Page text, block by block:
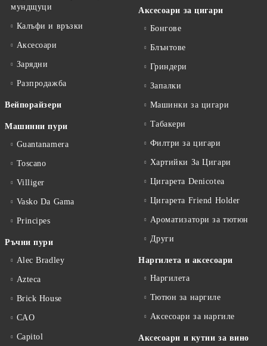
мундщуци
Калъфи и връзки
Аксесоари
Зарядни
Разпродажба
Вейпорайзери
Машинни пури
Guantanamera
Toscano
Villiger
Vasko Da Gama
Principes
Ръчни пури
Alec Bradley
Azteca
Brick House
CAO
Capitol
Аксесоари за цигари
Бонгове
Блънтове
Гриндери
Запалки
Машинки за цигари
Табакери
Филтри за цигари
Хартийки За Цигари
Цигарета Denicotea
Цигарета Friend Holder
Ароматизатори за тютюн
Други
Наргилета и аксесоари
Наргилета
Тютюн за наргиле
Аксесоари за наргиле
Аксесоари и кутии за вино